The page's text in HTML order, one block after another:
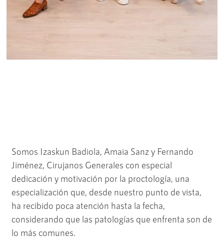
Somos Izaskun Badiola, Amaia Sanz y Fernando
Jiménez, Cirujanos Generales con especial
dedicación y motivación por la proctología, una
especialización que, desde nuestro punto de vista,
ha recibido poca atención hasta la fecha,
considerando que las patologías que enfrenta son de
lo más comunes.